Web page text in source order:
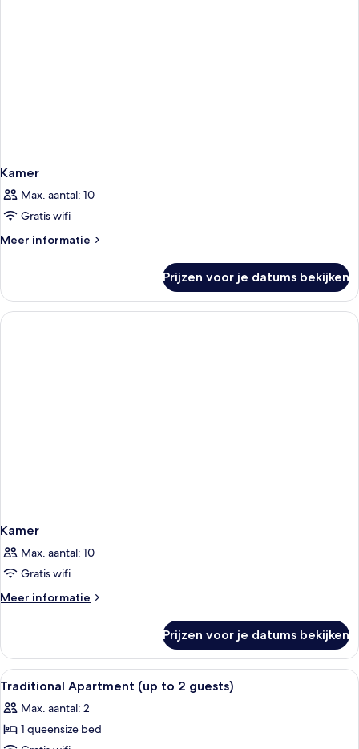
Kamer
Max. aantal: 10
Gratis wifi
Meer informatie
Meer
Prijzen voor je datums bekijken
Kamer
Max. aantal: 10
Gratis wifi
Meer informatie
Meer
Prijzen voor je datums bekijken
Alle
foto's
voor
Traditional
Een slaapkamer met een bed, een
2
Traditional Apartment (up to 2 guests)
Max. aantal: 2
1 queensize bed